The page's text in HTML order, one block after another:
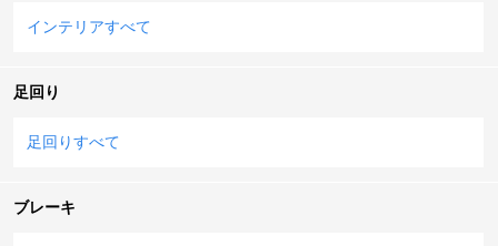
インテリアすべて
足回り
足回りすべて
ブレーキ